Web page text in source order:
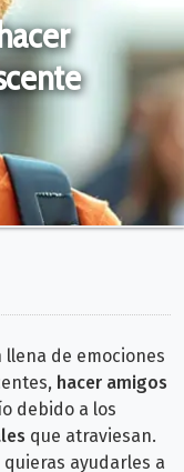
de emociones
hacer amigos
debido a los
que atraviesan.
ayudarles a